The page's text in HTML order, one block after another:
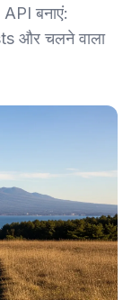
बनाएं:
और चलने वाला